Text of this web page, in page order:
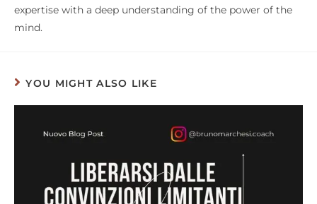
expertise with a deep understanding of the power of the
mind.
YOU MIGHT ALSO LIKE